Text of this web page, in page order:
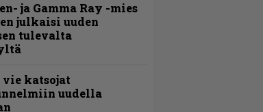
ja Gamma Ray -mies
julkaisi uuden
tulevalta
katsojat
uudella